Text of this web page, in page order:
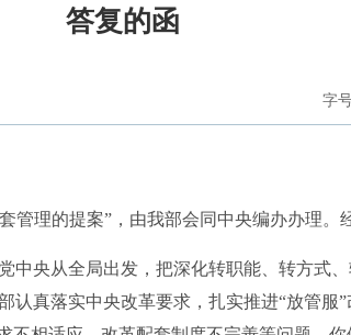
答复的函
字
理的提案”，由我部会同中央编办办理。
央从全局出发，把深化转职能、转方式、
认真落实中央改革要求，扎实推进“放管服